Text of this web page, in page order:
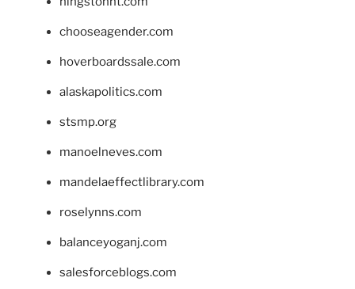
chooseagender.com
hoverboardssale.com
alaskapolitics.com
stsmp.org
manoelneves.com
mandelaeffectlibrary.com
roselynns.com
balanceyoganj.com
salesforceblogs.com